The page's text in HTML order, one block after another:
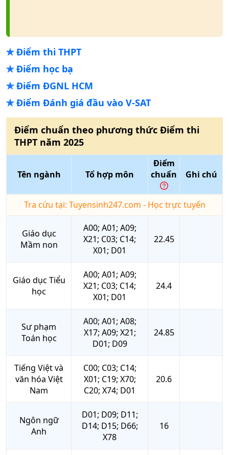
✯Điểm thi THPT
✯Điểm học bạ
✯Điểm ĐGNL HCM
✯Điểm Đánh giá đầu vào V-SAT
Điểm chuẩn theo phương thức Điểm thi
THPT năm 2025
Tên ngành Tổ hợp môn
Điểm
chuẩn
Ghi chú
Tra cứu tại: Tuyensinh247.com - Học trực tuyến
Giáo dục
Mầm non
A00; A01; A09;
X21; C03; C14;
X01; D01
22.45
Giáo dục Tiểu
học
A00; A01; A09;
X21; C03; C14;
X01; D01
24.4
Sư phạm
Toán học
A00; A01; A08;
X17; A09; X21;
D01; D09
24.85
Tiếng Việt và
văn hóa Việt
Nam
C00; C03; C14;
X01; C19; X70;
C20; X74; D01
20.6
Ngôn ngữ
Anh
D01; D09; D11;
D14; D15; D66;
X78
16